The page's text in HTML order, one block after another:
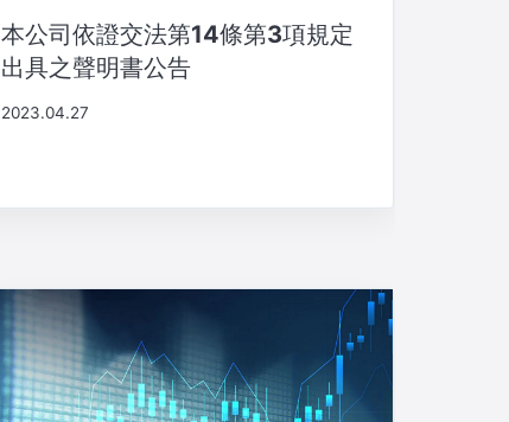
本公司依證交法第14條第3項規定
出具之聲明書公告
2023.04.27